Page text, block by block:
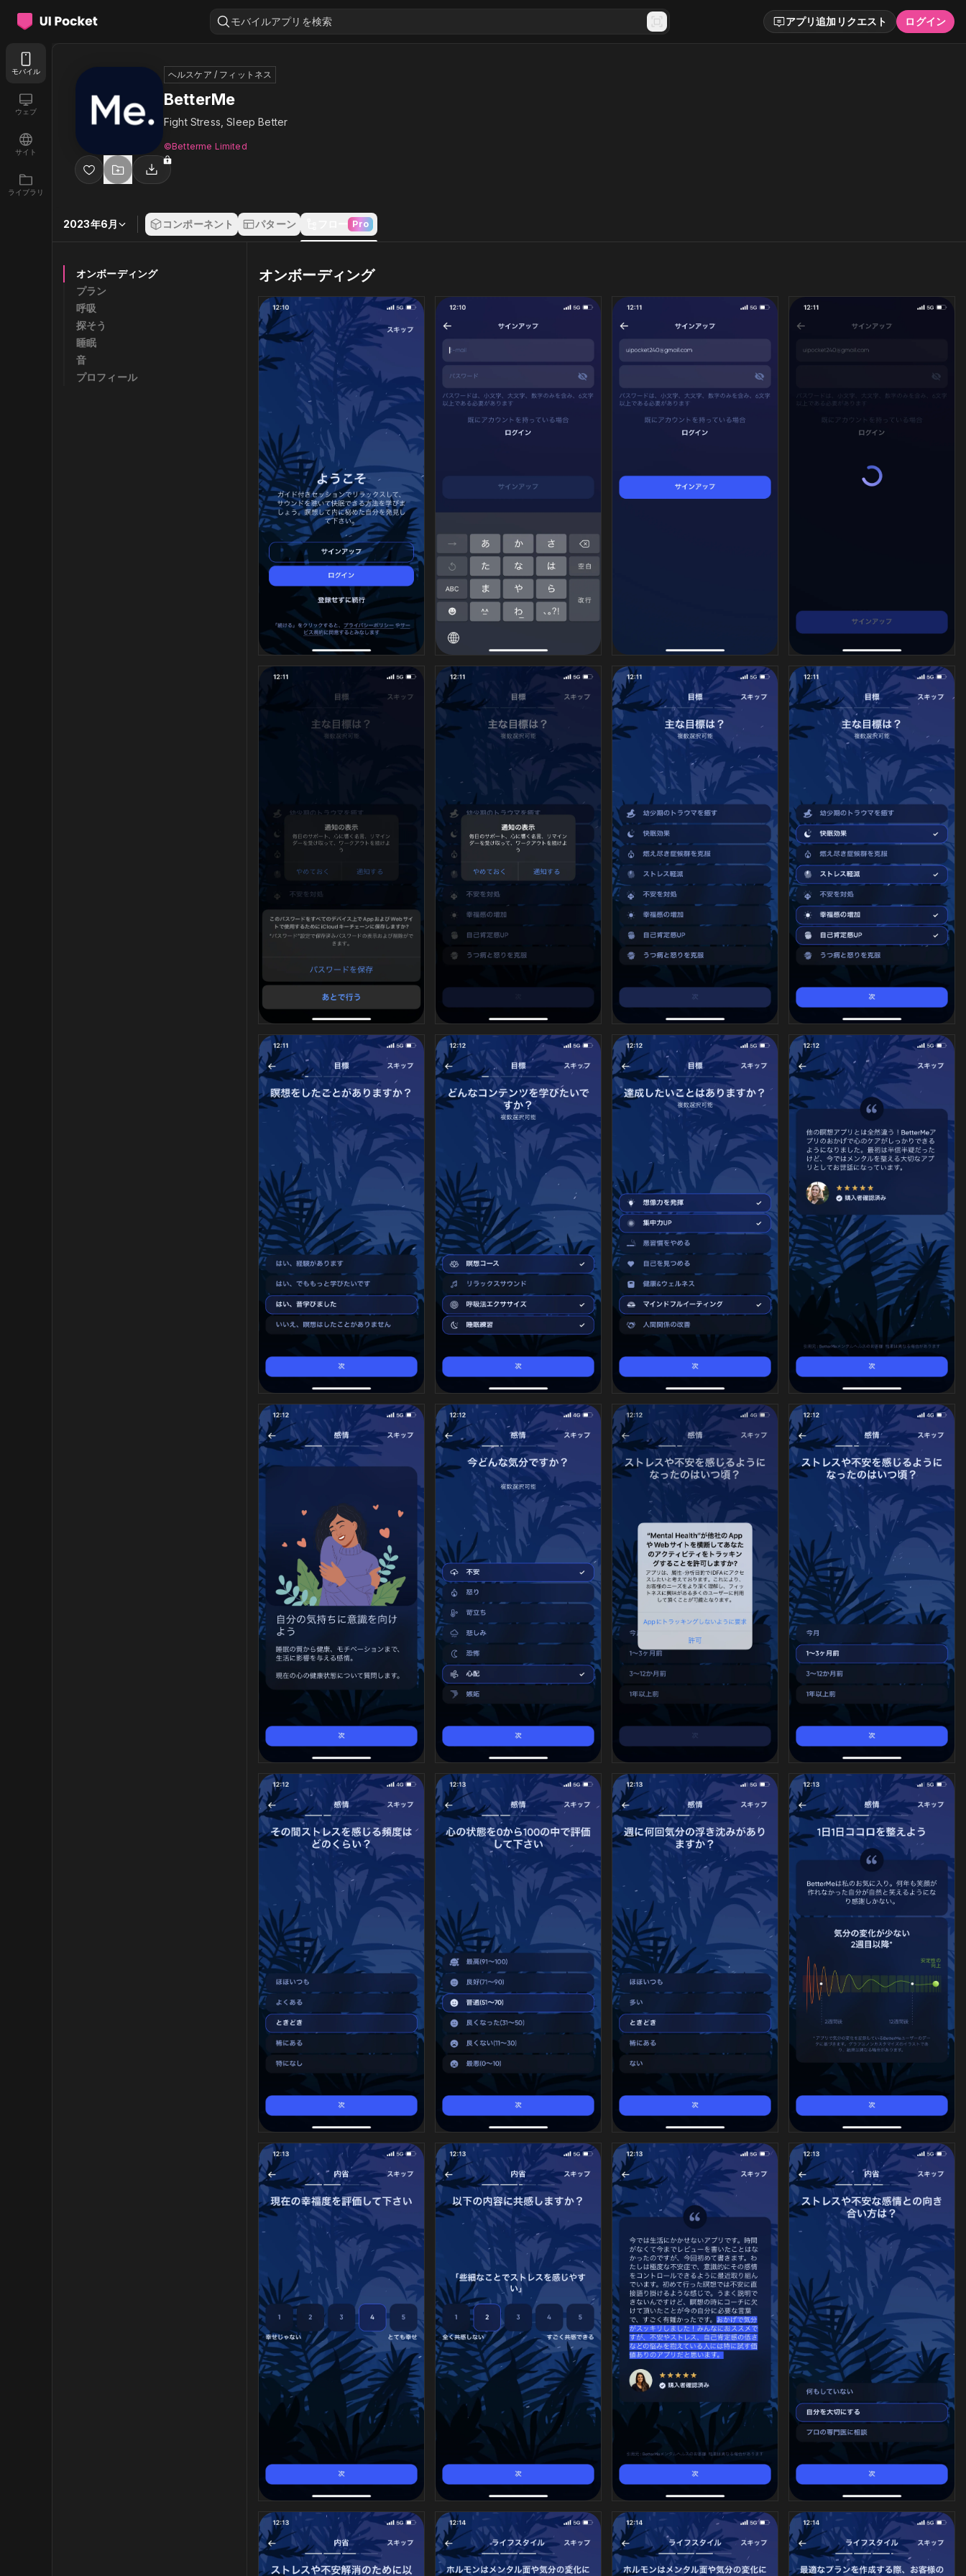
モバイルアプリを検索 アプリ追加リクエスト ログイン
モバイル
ウェブ
サイト
ライブラリ
ヘルスケア / フィットネス
BetterMe
Fight Stress, Sleep Better
©︎Betterme Limited
2023年6月 コンポーネント パターン フロー Pro
オンボーディング
プラン
呼吸
探そう
睡眠
音
プロフィール
オンボーディング